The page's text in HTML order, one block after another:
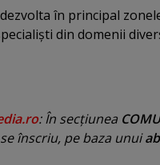
în principal
din domenii
: În secţiunea
înscriu, pe baza unui